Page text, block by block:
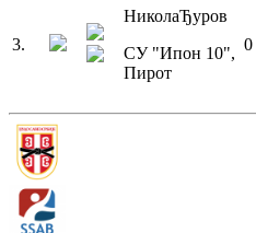
3.
НиколаЂуров
СУ "Ипон 10",
Пирот
0